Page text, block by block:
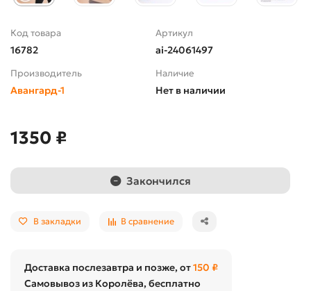
Код товара
16782
Артикул
ai-24061497
Производитель
Авангард-1
Наличие
Нет в наличии
1350 ₽
Закончился
В закладки В сравнение
Доставка послезавтра и позже, от150 ₽
Самовывоз из Королёва, бесплатно